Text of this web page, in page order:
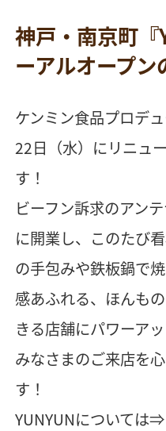
神戸・南京町
ーアルオープ
ケンミン食品プロデ
22日（水）にリニュ
す！
ビーフン訴求のアン
に開業し、このたび
の手包みや鉄板鍋で
感あふれる、ほんも
きる店舗にパワーアッ
みなさまのご来店を
す！
YUNYUNについては⇒